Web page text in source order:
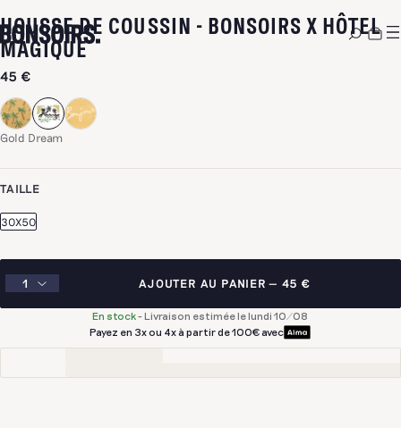
HOUSSE DE COUSSIN - BONSOIRS X HÔTEL
MAGIQUE-GOLD DREAM
45 €
Gold Dream
TAILLE
30X50
AJOUTER AU PANIER 45 €
En stock-Livraison estimée le lundi 10/08
Payez en 3x ou 4x à partir de 100€ avec